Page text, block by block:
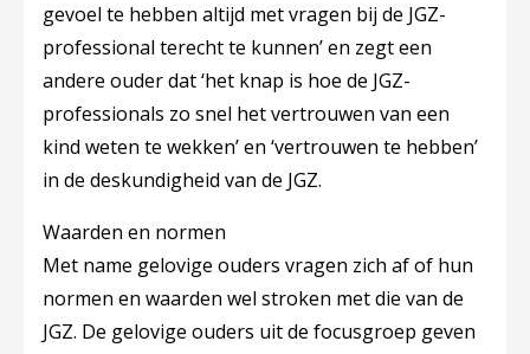
gevoel te hebben altijd met vragen bij de JGZ-
professional terecht te kunnen’ en zegt een
andere ouder dat ‘het knap is hoe de JGZ-
professionals zo snel het vertrouwen van een
kind weten te wekken’ en ‘vertrouwen te hebben’
in de deskundigheid van de JGZ.
Waarden en normen
Met name gelovige ouders vragen zich af of hun
normen en waarden wel stroken met die van de
JGZ. De gelovige ouders uit de focusgroep geven